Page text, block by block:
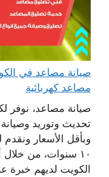
مصاعد كهربائية
صيانة مصاعد، نوفر
تحديث وتوريد وصيانة
وبأقل الأسعار
١٠ سنوات، من
الكويت لديهم خبرة